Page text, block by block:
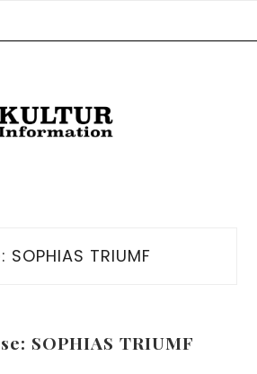
SOPHIAS TRIUMF
SOPHIAS TRIUMF